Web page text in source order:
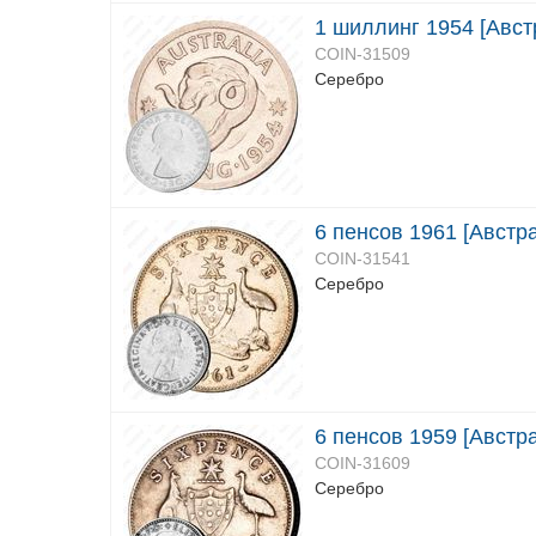
1 шиллинг 1954
COIN-31509
Серебро
6 пенсов 1961
COIN-31541
Серебро
6 пенсов 1959
COIN-31609
Серебро